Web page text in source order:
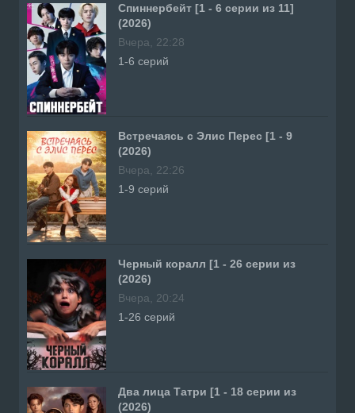
Спиннербейт [1 - 6 серии из 11]
(2026)
Вчера, 22:28
1-6 серий
Встречаясь с Элис Перес [1 - 9
(2026)
Вчера, 22:26
1-9 серий
Черный коралл [1 - 26 серии из
(2026)
Вчера, 20:24
1-26 серий
Два лица Татри [1 - 18 серии из
(2026)